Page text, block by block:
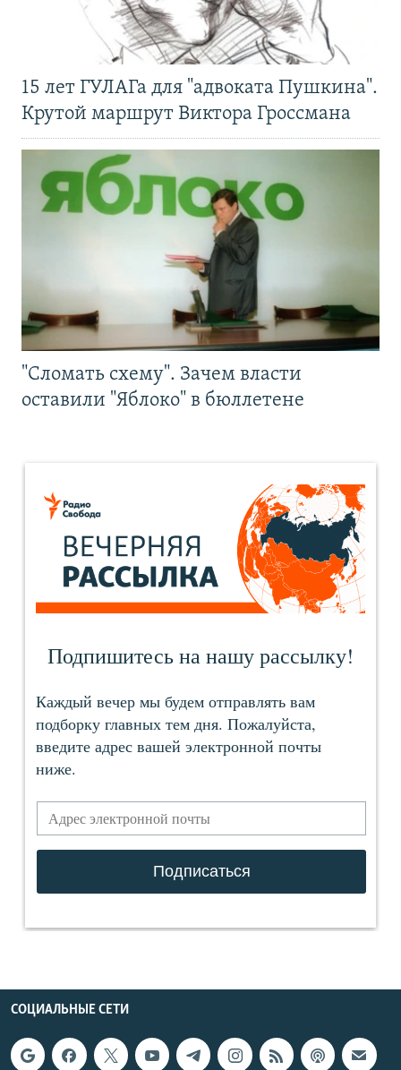
15 лет ГУЛАГа для "адвоката Пушкина".
Крутой маршрут Виктора Гроссмана
"Сломать схему". Зачем власти
оставили "Яблоко" в бюллетене
СОЦИАЛЬНЫЕ СЕТИ